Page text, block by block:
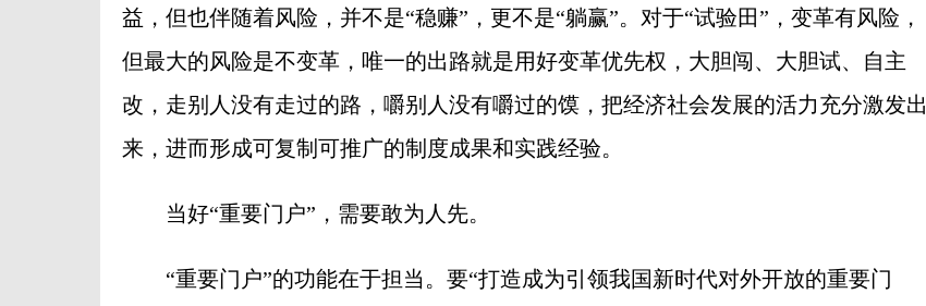
益，但也伴随着风险，并不是“稳赚”，更不是“躺赢”。对于“试验田”，变革有风险，
但最大的风险是不变革，唯一的出路就是用好变革优先权，大胆闯、大胆试、自主
改，走别人没有走过的路，嚼别人没有嚼过的馍，把经济社会发展的活力充分激发出
来，进而形成可复制可推广的制度成果和实践经验。
当好“重要门户”，需要敢为人先。
“重要门户”的功能在于担当。要“打造成为引领我国新时代对外开放的重要门